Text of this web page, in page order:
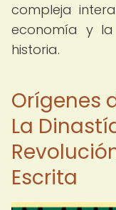
compleja
economía y
historia.
Orígenes
La
Escrita